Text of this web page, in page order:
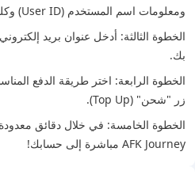
ومعلومات اسم المستخدم (User ID) وكلمة المرور (Password).
بك.
الخطوة الرابعة: اختر طريقة الدفع
زر "شحن" (Top Up).
الخطوة الخامسة: في خلال دقائق
AFK Journey مباشرة إلى حسابك!